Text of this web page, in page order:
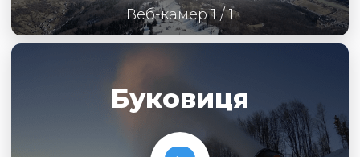
Веб-камер 1 / 1
Буковиця